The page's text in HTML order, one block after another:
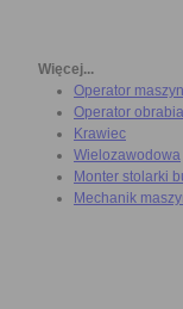
Więcej...
Operator
Operator
Krawiec
Wielozawodowa
Monter stolarki
Mechanik